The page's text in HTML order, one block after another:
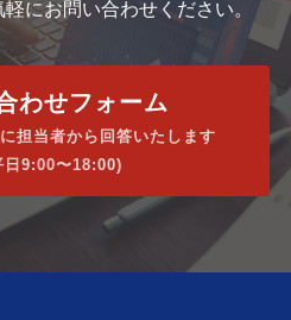
にお問い合わせください。
わせフォーム
担当者から回答いたします
日9:00〜18:00)